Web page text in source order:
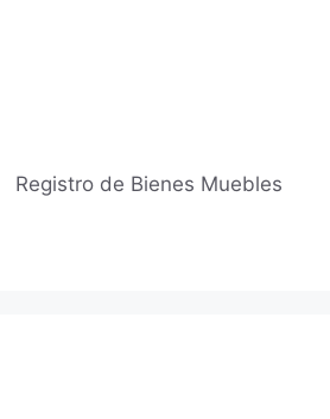
Registro de Bienes Muebles